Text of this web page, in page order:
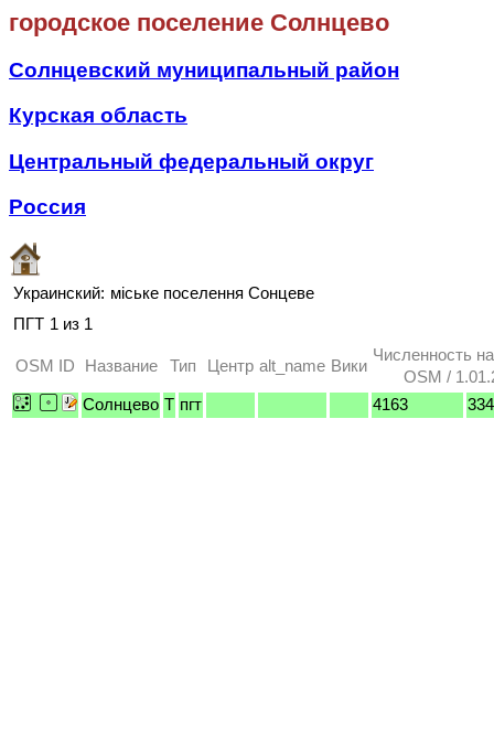
городское поселение Солнцево
Солнцевский муниципальный район
Курская область
Центральный федеральный округ
Россия
Украинский: міське поселення Сонцеве
ПГТ 1 из 1
OSM ID Название Тип Центр alt_name Вики
Численность
OSM /
Солнцево T пгт 4163